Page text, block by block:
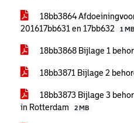
18bb3864
201617bb631 en 17bb632
1 MB
18bb3868 Bijlage 1
18bb3871 Bijlage 2
18bb3873 Bijlage 3
in Rotterdam
2 MB